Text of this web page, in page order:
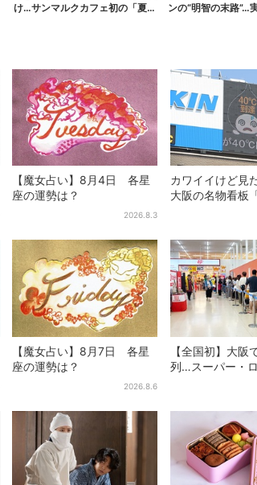
け…サンマルクカフェ初の「夏福
ンの“明智の末路”…
【魔女占い】8月4日 各星
座の運勢は？
2026.8.3
カワイイけど見
大阪の名物看板
んくん」に異変
【魔女占い】8月7日 各星
座の運勢は？
2026.8.6
【全国初】大阪
列…スーパー・
デカ抽選会」、